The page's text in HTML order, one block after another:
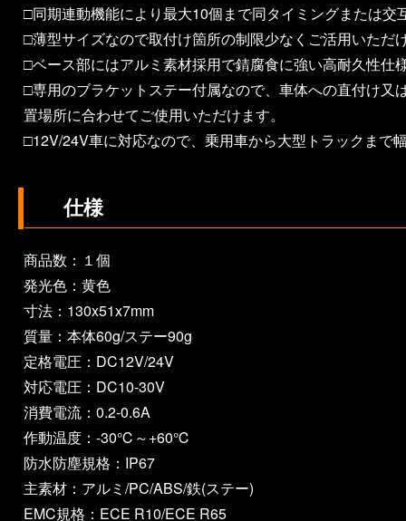
□同期連動機能により最大10個まで同タイミングまたは交
□薄型サイズなので取付け箇所の制限少なくご活用いただ
□ベース部にはアルミ素材採用で錆腐食に強い高耐久性仕
□専用のブラケットステー付属なので、車体への直付け又
置場所に合わせてご使用いただけます。
□12V/24V車に対応なので、乗用車から大型トラックまで
仕様
商品数：１個
発光色：黄色
寸法：130x51x7mm
質量：本体60g/ステー90g
定格電圧：DC12V/24V
対応電圧：DC10-30V
消費電流：0.2-0.6A
作動温度：-30℃～+60℃
防水防塵規格：IP67
主素材：アルミ/PC/ABS/鉄(ステー)
EMC規格：ECE R10/ECE R65